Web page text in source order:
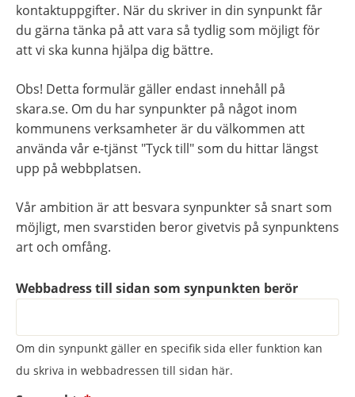
kontaktuppgifter. När du skriver in din synpunkt får
du gärna tänka på att vara så tydlig som möjligt för
att vi ska kunna hjälpa dig bättre.
Obs! Detta formulär gäller endast innehåll på
skara.se. Om du har synpunkter på något inom
kommunens verksamheter är du välkommen att
använda vår e-tjänst "Tyck till" som du hittar längst
upp på webbplatsen.
Vår ambition är att besvara synpunkter så snart som
möjligt, men svarstiden beror givetvis på synpunktens
art och omfång.
Webbadress till sidan som synpunkten berör
Om din synpunkt gäller en specifik sida eller funktion kan
du skriva in webbadressen till sidan här.